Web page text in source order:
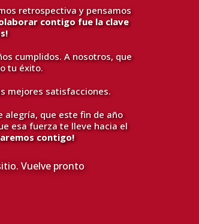
retrospectiva y pensamos
contigo fue la clave
cumplidos. A nosotros, que
tu éxito.
mejores satisfacciones.
alegría, que este fin de año
esa fuerza te lleve hacia el
contigo!
Vuelve pronto